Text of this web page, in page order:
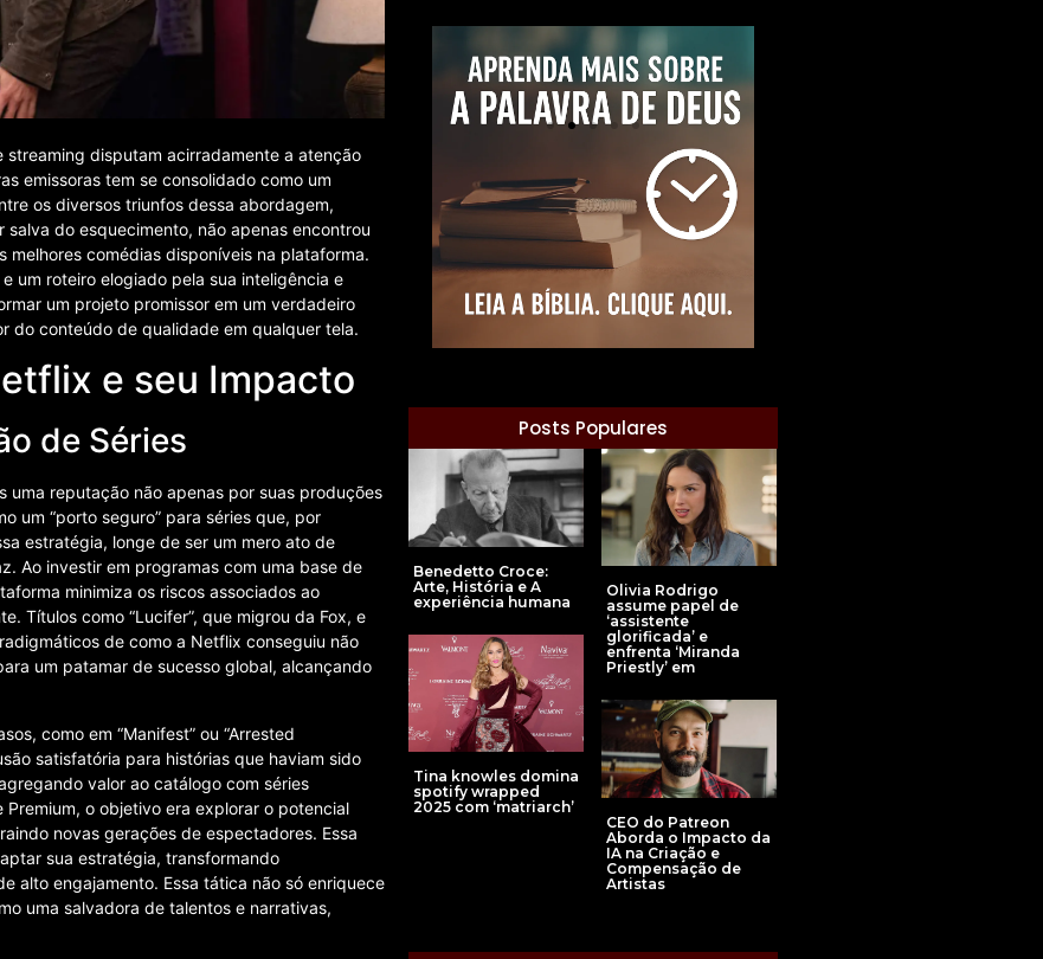
disputam acirradamente a atenção
emissoras tem se consolidado como um
os diversos triunfos dessa abordagem,
do esquecimento, não apenas encontrou
comédias disponíveis na plataforma.
um roteiro elogiado pela sua inteligência e
um projeto promissor em um verdadeiro
do conteúdo de qualidade em qualquer tela.
e seu Impacto
de Séries
reputação não apenas por suas produções
um “porto seguro” para séries que, por
estratégia, longe de ser um mero ato de
Ao investir em programas com uma base de
minimiza os riscos associados ao
Títulos como “Lucifer”, que migrou da Fox, e
de como a Netflix conseguiu não
um patamar de sucesso global, alcançando
como em “Manifest” ou “Arrested
satisfatória para histórias que haviam sido
valor ao catálogo com séries
Premium, o objetivo era explorar o potencial
novas gerações de espectadores. Essa
sua estratégia, transformando
alto engajamento. Essa tática não só enriquece
uma salvadora de talentos e narrativas,
Posts Populares
Benedetto Croce:
Arte, História e A
experiência humana
Olivia Rodrigo
assume papel de
‘assistente
glorificada’ e
enfrenta ‘Miranda
Priestly’ em
Tina knowles domina
spotify wrapped
2025 com ‘matriarch’
CEO do Patreon
Aborda o Impacto da
IA na Criação e
Compensação de
Artistas